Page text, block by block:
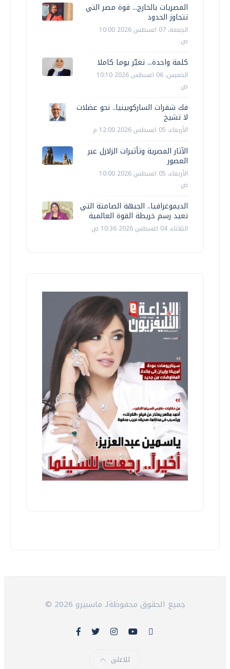
المصريات بالخارج... قوة مصر التي
تتجاوز الحدود
الجمعة، 07 اغسطس 2026 10:00
ص
كلمة واحدة... تغيّر يوما كاملا
الخميس، 06 اغسطس 2026 10:10
ص
فك شفرات الساركوبينيا.. نحو عضلات
لا تشيخ
الأربعاء، 05 اغسطس 2026 12:00 م
الآثار المصرية وتأثيرات الزلازل عبر
العصور
الأربعاء، 05 اغسطس 2026 10:00
ص
الديموغرافيا.. الجبهة الصامتة التي
تعيد رسم خريطة القوة العالمية
الثلاثاء، 04 اغسطس 2026 10:36 ص
© 2026 جميع الحقوق محفوظةلـ ماسبيرو
للاعلى